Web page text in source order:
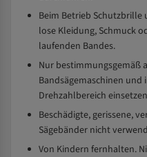
Beim Betrieb Schutzbrille
lose Kleidung, Schmuck
laufenden Bandes.
Nur bestimmungsgemäß
Bandsägemaschinen und
Drehzahlbereich
Beschädigte, gerissene,
Sägebänder nicht
Von Kindern fernhalten.